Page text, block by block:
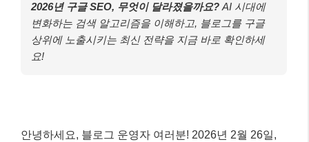
2026년 구글 SEO, 무엇이 달라졌을까요? AI 시대에
변화하는 검색 알고리즘을 이해하고, 블로그를 구글
상위에 노출시키는 최신 전략을 지금 바로 확인하세
요!
안녕하세요, 블로그 운영자 여러분! 2026년 2월 26일,